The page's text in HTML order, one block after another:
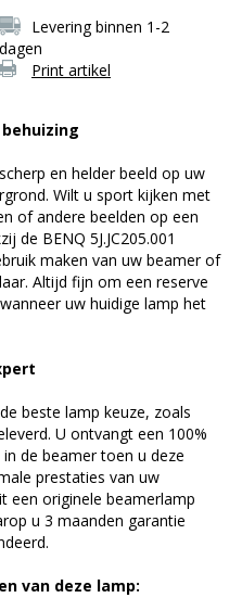
Levering binnen 1-2
dagen
Print artikel
en helder beeld op uw
Wilt u sport kijken met
of andere beelden op een
de BENQ 5J.JC205.001
maken van uw beamer of
Altijd fijn om een reserve
uw huidige lamp het
beste lamp keuze, zoals
U ontvangt een 100%
de beamer toen u deze
prestaties van uw
een originele beamerlamp
u 3 maanden garantie
van deze lamp: